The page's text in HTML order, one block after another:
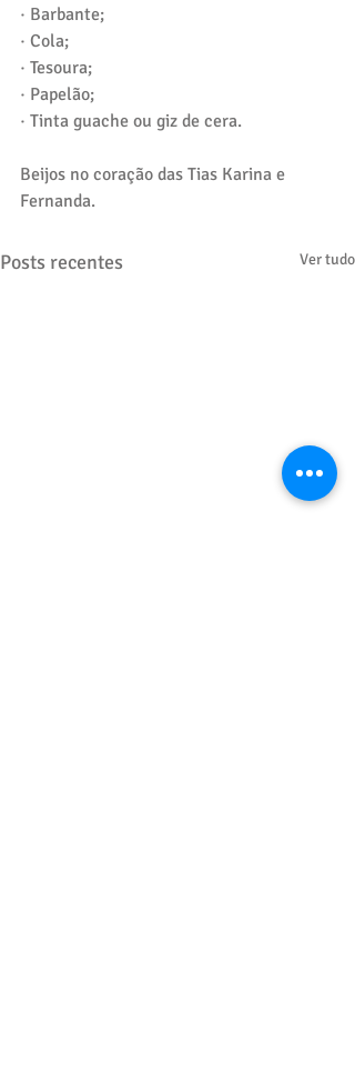
· Barbante;
· Cola;
· Tesoura;
· Papelão;
· Tinta guache ou giz de cera.
Beijos no coração das Tias Karina e
Fernanda.
Posts recentes Ver tudo